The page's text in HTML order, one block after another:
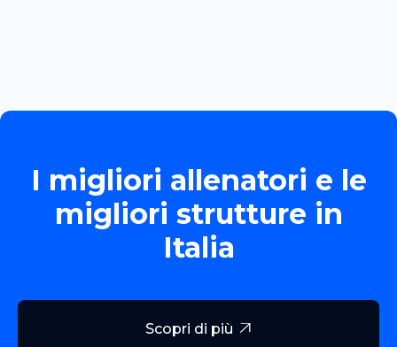
I migliori allenatori e le
migliori strutture in
Italia
Scopri di più 